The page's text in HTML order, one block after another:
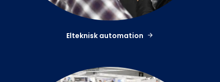
Elteknisk automation